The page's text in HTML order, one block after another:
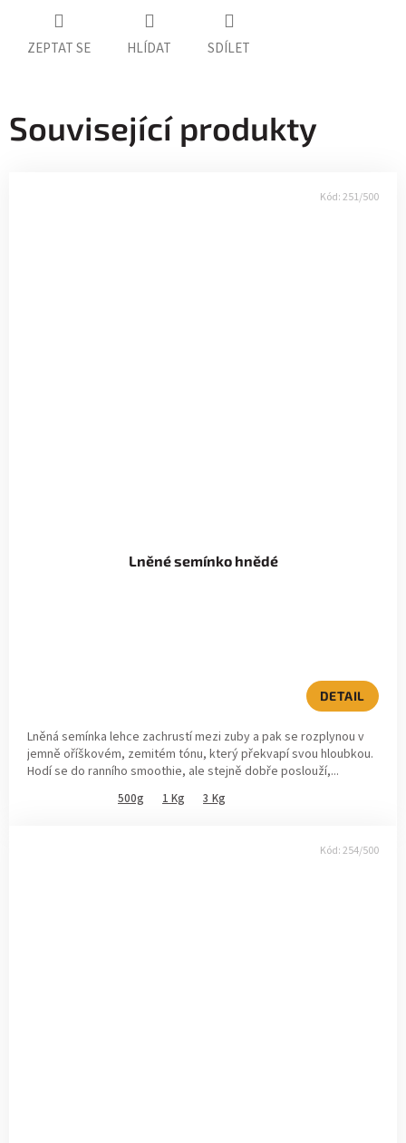
ZEPTAT SE HLÍDAT SDÍLET
Související produkty
Lněné semínko hnědé
DETAIL
Lněná semínka lehce zachrustí mezi zuby a pak se rozplynou v
jemně oříškovém, zemitém tónu, který překvapí svou hloubkou.
Hodí se do ranního smoothie, ale stejně dobře poslouží,...
500g 1 Kg 3 Kg
Kód:251/500
Kód:254/500